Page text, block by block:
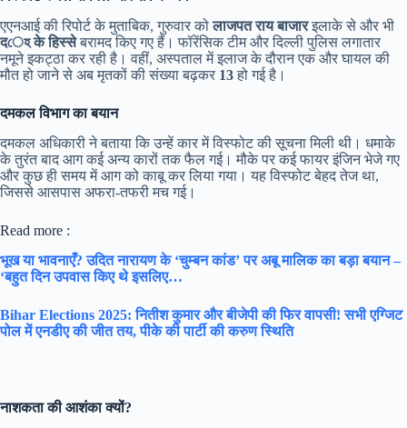
एएनआई की रिपोर्ट के मुताबिक, गुरुवार कोलाजपत राय बाजारइलाके से और भी
दেহ के हिस्सेबरामद किए गए हैं। फॉरेंसिक टीम और दिल्ली पुलिस लगातार
नमूने इकट्ठा कर रही है। वहीं, अस्पताल में इलाज के दौरान एक और घायल की
मौत हो जाने से अब मृतकों की संख्या बढ़कर 13हो गई है।
दमकल विभाग का बयान
दमकल अधिकारी ने बताया कि उन्हें कार में विस्फोट की सूचना मिली थी। धमाके
के तुरंत बाद आग कई अन्य कारों तक फैल गई। मौके पर कई फायर इंजिन भेजे गए
और कुछ ही समय में आग को काबू कर लिया गया। यह विस्फोट बेहद तेज था,
जिससे आसपास अफरा-तफरी मच गई।
Read more :
भूख या भावनाएँ? उदित नारायण के ‘चुम्बन कांड’ पर अबू मालिक का बड़ा बयान –
‘बहुत दिन उपवास किए थे इसलिए…
Bihar Elections 2025: नितीश कुमार और बीजेपी की फिर वापसी! सभी एग्जिट
पोल में एनडीए की जीत तय, पीके की पार्टी की करुण स्थिति
नाशकता की आशंका क्यों?